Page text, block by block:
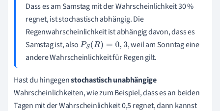
Dass es am Samstag mit der Wahrscheinlichkeit 30 %
regnet, ist stochastisch abhängig. Die
Regenwahrscheinlichkeit ist abhängig davon, dass es
Samstag ist, alsoPS(R)=0 ,3
, weil am Sonntag eine
andere Wahrscheinlichkeit für Regen gilt.
Hast du hingegenstochastisch unabhängige
Wahrscheinlichkeiten, wie zum Beispiel, dass es an beiden
Tagen mit der Wahrscheinlichkeit 0,5 regnet, dann kannst